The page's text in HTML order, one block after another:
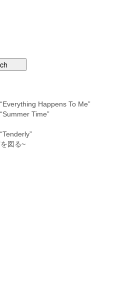
Happens To Me”
Time”
図る~